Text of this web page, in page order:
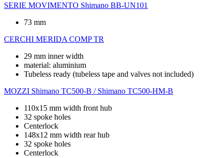
SERIE MOVIMENTO Shimano BB-UN101
73 mm
CERCHI MERIDA COMP TR
29 mm inner width
material: aluminium
Tubeless ready (tubeless tape and valves not included)
MOZZI Shimano TC500-B / Shimano TC500-HM-B
110x15 mm width front hub
32 spoke holes
Centerlock
148x12 mm width rear hub
32 spoke holes
Centerlock